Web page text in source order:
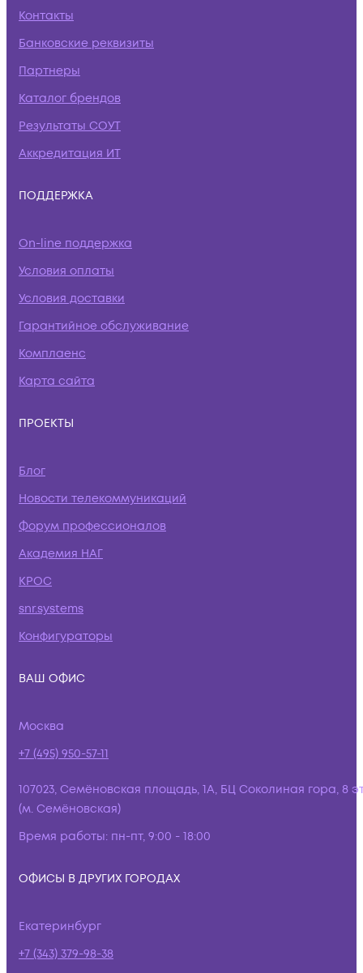
Контакты
Банковские реквизиты
Партнеры
Каталог брендов
Результаты СОУТ
Аккредитация ИТ
ПОДДЕРЖКА
On-line поддержка
Условия оплаты
Условия доставки
Гарантийное обслуживание
Комплаенс
Карта сайта
ПРОЕКТЫ
Блог
Новости телекоммуникаций
Форум профессионалов
Академия НАГ
КРОС
snr.systems
Конфигураторы
ВАШ ОФИС
Москва
+7 (495) 950-57-11
107023, Семёновская площадь, 1А, БЦ Соколиная гора, 8
(м. Семёновская)
Время работы: пн-пт, 9:00 - 18:00
ОФИСЫ В ДРУГИХ ГОРОДАХ
Екатеринбург
+7 (343) 379-98-38